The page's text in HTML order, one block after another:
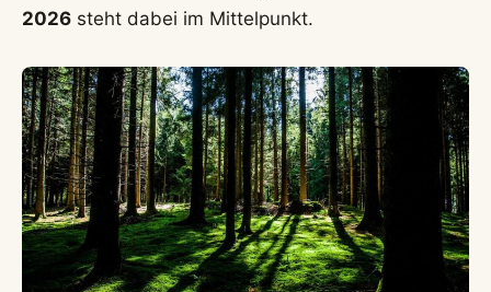
2026 steht dabei im Mittelpunkt.